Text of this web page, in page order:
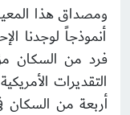
ومصداق هذا
فرد من السكان
أربعة من السكان